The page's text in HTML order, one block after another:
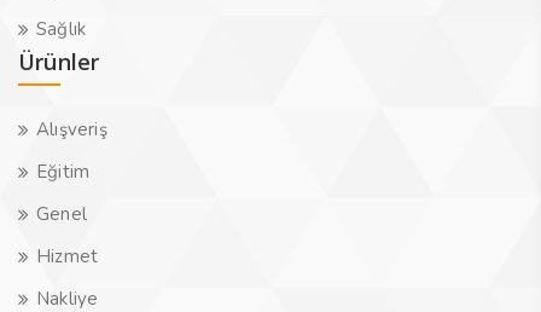
Sağlık
Ürünler
Alışveriş
Eğitim
Genel
Hizmet
Nakliye